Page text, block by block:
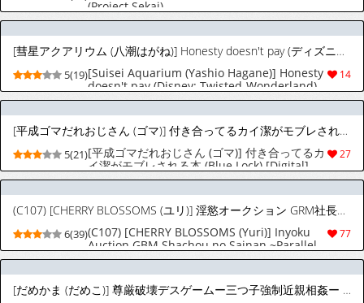
(Project Sekai)
[彗星アクアリウム (八潮はがね)] Honesty doesn't pay (ディズニー ツイステッドワンダーランド) [DL版]
14
5(19)[Suisei Aquarium (Yashio Hagane)] Honesty
doesn't pay (Disney: Twisted-Wonderland)
[Digital]
[平成ゴマだれおじさん (ゴマ)] 付き合ってるカイ潔がモブレされる本 (ブルーロック) [DL版]
27
5(21)[平成ゴマだれおじさん (ゴマ)] 付き合ってるカ
イ潔がモブレされる本 (Blue Lock) [Digital]
(C107) [CHERRY BLOSSOMS (ユリ)] 淫慾オークション GRM社長の災難〜パラレルモブレ編〜 (ファンタシースターユニバース) [フランス翻訳]
77
6(39)(C107) [CHERRY BLOSSOMS (Yuri)] Inyoku
Auction GBM Shachou no Sainan ~Parallel
Mobile Hen~ (Phantasy Star Universe)
[French] [EpicHardHentai]
[だめかま (だめこ)] 尊厳破壊デスゲームー三つ子強制近親相姦ー [DL版]